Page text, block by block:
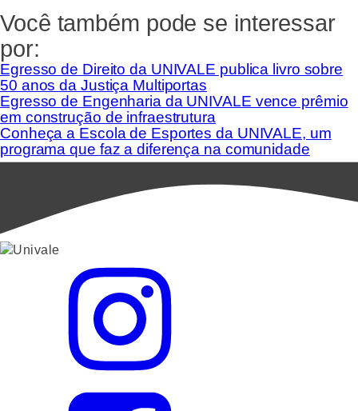
Você também pode se interessar
por:
Egresso de Direito da UNIVALE publica livro sobre
50 anos da Justiça Multiportas
Egresso de Engenharia da UNIVALE vence prêmio
em construção de infraestrutura
Conheça a Escola de Esportes da UNIVALE, um
programa que faz a diferença na comunidade